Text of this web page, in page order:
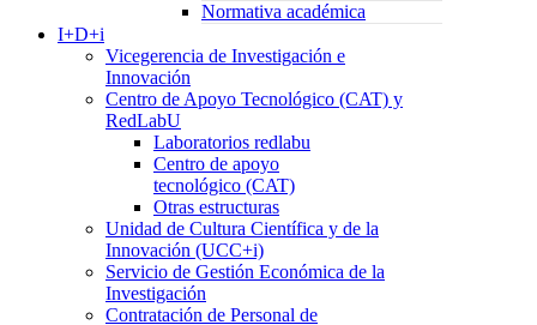
Normativa académica
I+D+i
Vicegerencia de Investigación e
Innovación
Centro de Apoyo Tecnológico (CAT) y
RedLabU
Laboratorios redlabu
Centro de apoyo
tecnológico (CAT)
Otras estructuras
Unidad de Cultura Científica y de la
Innovación (UCC+i)
Servicio de Gestión Económica de la
Investigación
Contratación de Personal de